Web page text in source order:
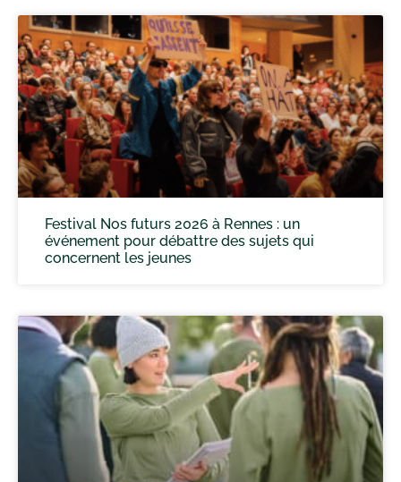
Festival Nos futurs 2026 à Rennes : un
événement pour débattre des sujets qui
concernent les jeunes